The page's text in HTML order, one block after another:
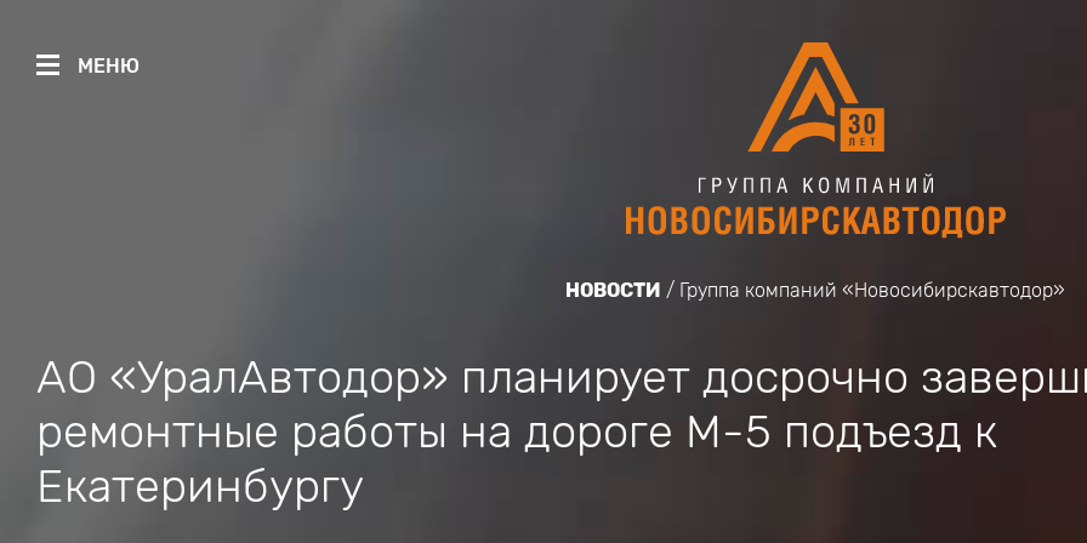
МЕНЮ
НОВОСТИ Группа компаний «Новосибирскавтодор»
АО «УралАвтодор» планирует досрочно
ремонтные работы на дороге М-5 подъезд к
Екатеринбургу